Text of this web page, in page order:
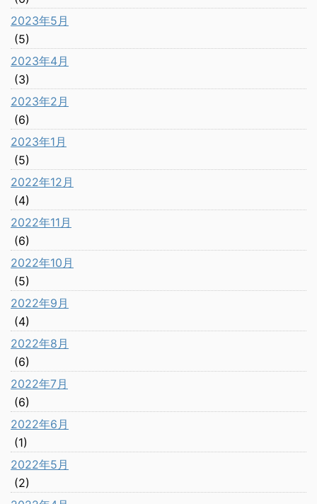
2023年5月
(5)
2023年4月
(3)
2023年2月
(6)
2023年1月
(5)
2022年12月
(4)
2022年11月
(6)
2022年10月
(5)
2022年9月
(4)
2022年8月
(6)
2022年7月
(6)
2022年6月
(1)
2022年5月
(2)